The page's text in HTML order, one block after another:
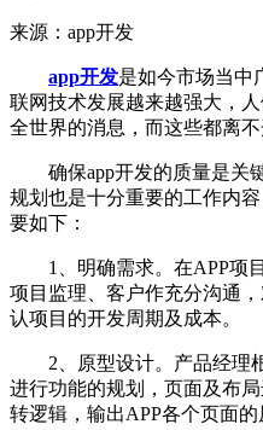
来源：app开发
app开发是如今市场当中
联网技术发展越来越强大，
全世界的消息，而这些都离不
确保app开发的质量是关
规划也是十分重要的工作内容
要如下：
1、明确需求。在APP项目
项目监理、客户作充分沟通
认项目的开发周期及成本。
2、原型设计。产品经理
进行功能的规划，页面及布
转逻辑，输出APP各个页面的